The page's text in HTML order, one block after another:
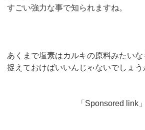
すごい強力な事で知られますね。
あくまで塩素はカルキの原料みたいな
捉えておけばいいんじゃないでしょう
「Sponsored link」